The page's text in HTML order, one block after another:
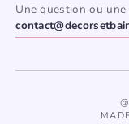
Une question ou